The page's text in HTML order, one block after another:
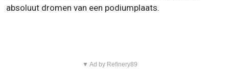
absoluut dromen van een podiumplaats.
▼ Ad by Refinery89